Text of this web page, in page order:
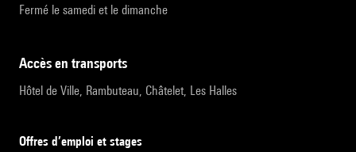
Fermé le samedi et le dimanche
accès en transports
Hôtel de Ville, Rambuteau, Châtelet, Les Halles
Offres d’emploi et stages